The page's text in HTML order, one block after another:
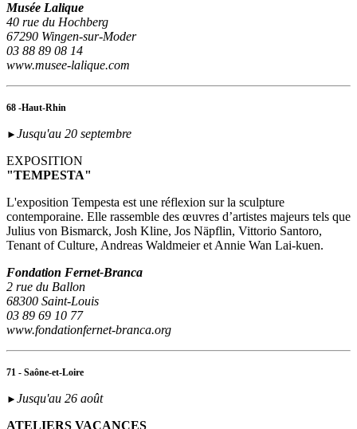
Musée Lalique
40 rue du Hochberg
67290 Wingen-sur-Moder
03 88 89 08 14
www.musee-lalique.com
68 -Haut-Rhin
► Jusqu'au 20 septembre
EXPOSITION
"TEMPESTA"
L'exposition Tempesta est une réflexion sur la sculpture
contemporaine. Elle rassemble des œuvres d’artistes majeurs tels que
Julius von Bismarck, Josh Kline, Jos Näpflin, Vittorio Santoro,
Tenant of Culture, Andreas Waldmeier et Annie Wan Lai-kuen.
Fondation Fernet-Branca
2 rue du Ballon
68300 Saint-Louis
03 89 69 10 77
www.fondationfernet-branca.org
71 - Saône-et-Loire
► Jusqu'au 26 août
ATELIERS VACANCES